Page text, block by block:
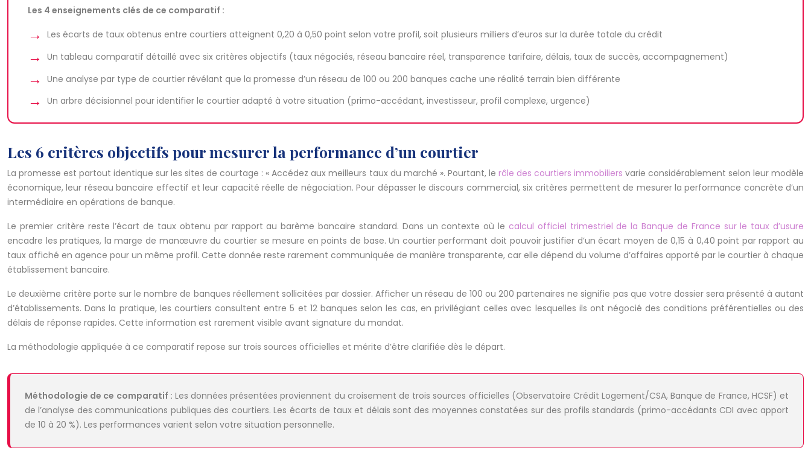
Les 4 enseignements clés de ce comparatif :
Les écarts de taux obtenus entre courtiers atteignent 0,20 à 0,50 point selon votre profil, soit plusieurs milliers d’euros sur la durée totale du crédit
Un tableau comparatif détaillé avec six critères objectifs (taux négociés, réseau bancaire réel, transparence tarifaire, délais, taux de succès, accompagnement)
Une analyse par type de courtier révélant que la promesse d’un réseau de 100 ou 200 banques cache une réalité terrain bien différente
Un arbre décisionnel pour identifier le courtier adapté à votre situation (primo-accédant, investisseur, profil complexe, urgence)
Les 6 critères objectifs pour mesurer la performance d’un courtier
La promesse est partout identique sur les sites de courtage : « Accédez aux meilleurs taux du marché ». Pourtant, le rôle des courtiers immobiliers varie considérablement selon leur modèle
économique, leur réseau bancaire effectif et leur capacité réelle de négociation. Pour dépasser le discours commercial, six critères permettent de mesurer la performance concrète d’un
intermédiaire en opérations de banque.
Le premier critère reste l’écart de taux obtenu par rapport au barème bancaire standard. Dans un contexte où le calcul officiel trimestriel de la Banque de France sur le taux d’usure
encadre les pratiques, la marge de manœuvre du courtier se mesure en points de base. Un courtier performant doit pouvoir justifier d’un écart moyen de 0,15 à 0,40 point par rapport au
taux affiché en agence pour un même profil. Cette donnée reste rarement communiquée de manière transparente, car elle dépend du volume d’affaires apporté par le courtier à chaque
établissement bancaire.
Le deuxième critère porte sur le nombre de banques réellement sollicitées par dossier. Afficher un réseau de 100 ou 200 partenaires ne signifie pas que votre dossier sera présenté à autant
d’établissements. Dans la pratique, les courtiers consultent entre 5 et 12 banques selon les cas, en privilégiant celles avec lesquelles ils ont négocié des conditions préférentielles ou des
délais de réponse rapides. Cette information est rarement visible avant signature du mandat.
La méthodologie appliquée à ce comparatif repose sur trois sources officielles et mérite d’être clarifiée dès le départ.
Méthodologie de ce comparatif : Les données présentées proviennent du croisement de trois sources officielles (Observatoire Crédit Logement/CSA, Banque de France, HCSF) et
de l’analyse des communications publiques des courtiers. Les écarts de taux et délais sont des moyennes constatées sur des profils standards (primo-accédants CDI avec apport
de 10 à 20 %). Les performances varient selon votre situation personnelle.